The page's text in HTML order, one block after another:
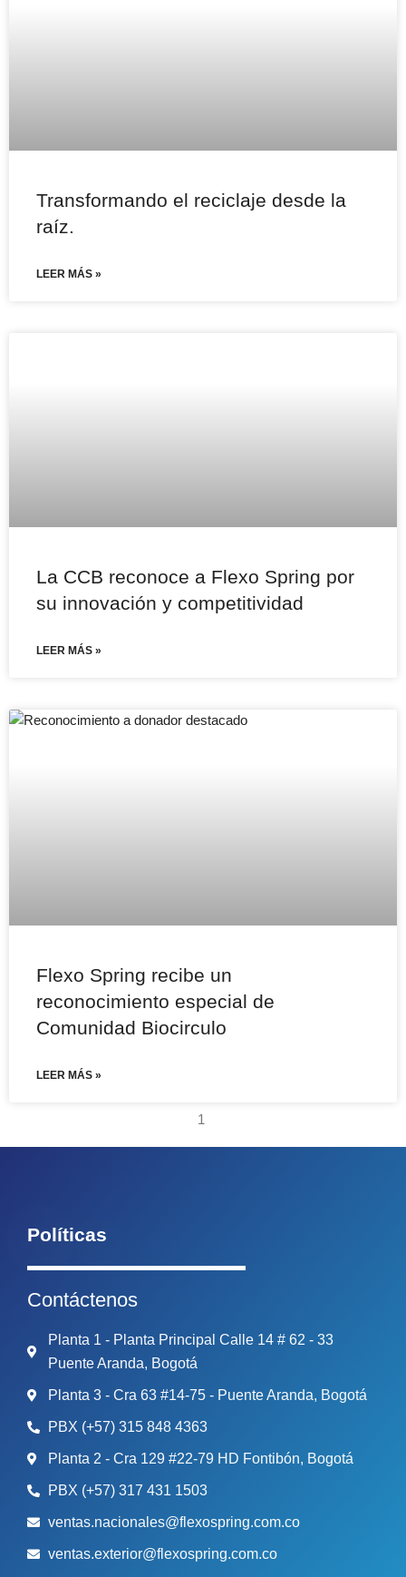
Transformando el reciclaje desde la
raíz.
LEER MÁS »
La CCB reconoce a Flexo Spring por
su innovación y competitividad
LEER MÁS »
Flexo Spring recibe un
reconocimiento especial de
Comunidad Biocirculo
LEER MÁS »
1
Políticas
Contáctenos
Planta 1 - Planta Principal Calle 14 # 62 - 33
Puente Aranda, Bogotá
Planta 3 - Cra 63 #14-75 - Puente Aranda, Bogotá
PBX (+57) 315 848 4363
Planta 2 - Cra 129 #22-79 HD Fontibón, Bogotá
PBX (+57) 317 431 1503
ventas.nacionales@flexospring.com.co
ventas.exterior@flexospring.com.co